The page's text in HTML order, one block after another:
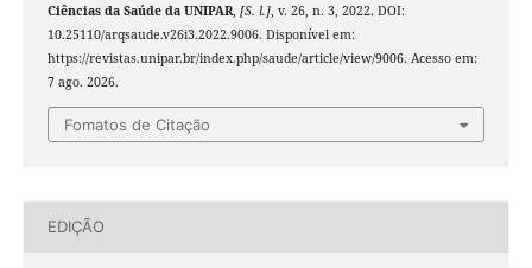
Ciências da Saúde da UNIPAR, [S. l.], v. 26, n. 3, 2022. DOI:
10.25110/arqsaude.v26i3.2022.9006. Disponível em:
https://revistas.unipar.br/index.php/saude/article/view/9006. Acesso em:
7 ago. 2026.
Fomatos de Citação
EDIÇÃO